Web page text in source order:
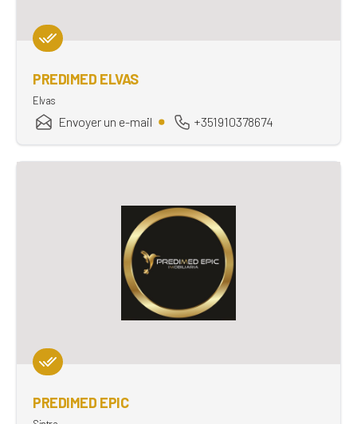
PREDIMED ELVAS
Elvas
Envoyer un e-mail +351910378674
PREDIMED EPIC